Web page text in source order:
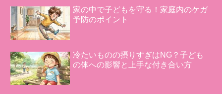
家の中で子どもを守る！家庭内のケガ
予防のポイント
冷たいものの摂りすぎはNG？子ども
の体への影響と上手な付き合い方